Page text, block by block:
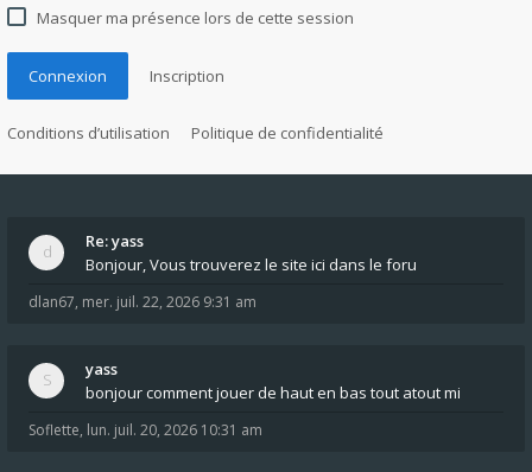
Masquer ma présence lors de cette session
Connexion Inscription
Conditions d’utilisation Politique de confidentialité
Re: yass
Bonjour, Vous trouverez le site ici dans le foru
dlan67, mer. juil. 22, 2026 9:31 am
yass
bonjour comment jouer de haut en bas tout atout mi
Soflette, lun. juil. 20, 2026 10:31 am